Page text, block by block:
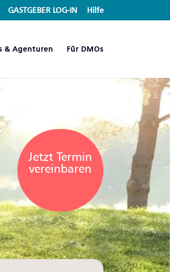
GASTGEBER LOG-IN Hilfe
& Agenturen Für DMOs
Jetzt Termin
vereinbaren